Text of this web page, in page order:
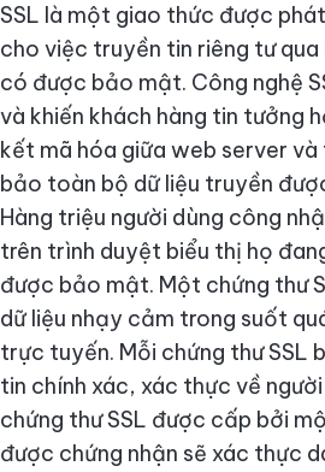
SSL là một giao thức được
cho việc truyền tin riêng tư
có được bảo mật. Công nghệ
và khiến khách hàng tin tưởng
kết mã hóa giữa web server
bảo toàn bộ dữ liệu truyền
Hàng triệu người dùng công
trên trình duyệt biểu thị họ
được bảo mật. Một chứng thư
dữ liệu nhạy cảm trong suốt
trực tuyến. Mỗi chứng thư SSL
tin chính xác, xác thực về người
chứng thư SSL được cấp bởi
được chứng nhận sẽ xác thực